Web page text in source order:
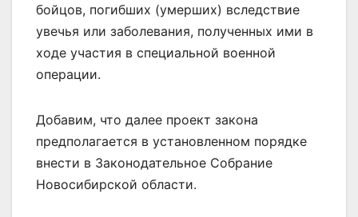
бойцов, погибших (умерших) вследствие
увечья или заболевания, полученных ими в
ходе участия в специальной военной
операции.
Добавим, что далее проект закона
предполагается в установленном порядке
внести в Законодательное Собрание
Новосибирской области.